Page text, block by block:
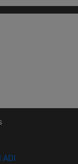
en nueva ventana)